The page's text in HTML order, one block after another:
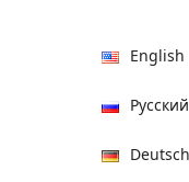
English
Русский
Deutsch